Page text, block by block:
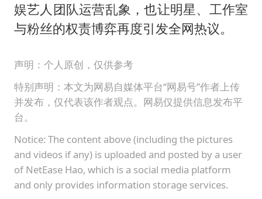
娱艺人团队运营乱象，也让明星、工作室
与粉丝的权责博弈再度引发全网热议。
声明：个人原创，仅供参考
特别声明：本文为网易自媒体平台“网易号”作者上传
并发布，仅代表该作者观点。网易仅提供信息发布平
台。
Notice: The content above (including the pictures
and videos if any) is uploaded and posted by a user
of NetEase Hao, which is a social media platform
and only provides information storage services.